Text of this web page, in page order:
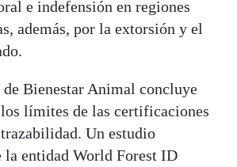
e indefensión en regiones
además, por la extorsión y el
Bienestar Animal concluye
límites de las certificaciones
Un estudio
la entidad World Forest ID